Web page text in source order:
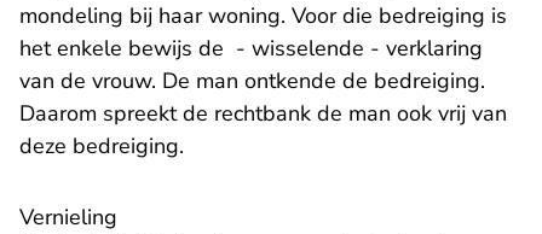
mondeling bij haar woning. Voor die bedreiging is
het enkele bewijs de - wisselende - verklaring
van de vrouw. De man ontkende de bedreiging.
Daarom spreekt de rechtbank de man ook vrij van
deze bedreiging.
Vernieling